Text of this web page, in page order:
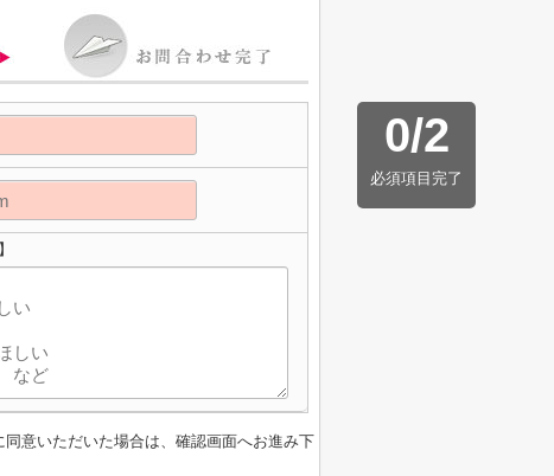
0/2
必須項目完了
意いただいた場合は、確認画面へお進み下